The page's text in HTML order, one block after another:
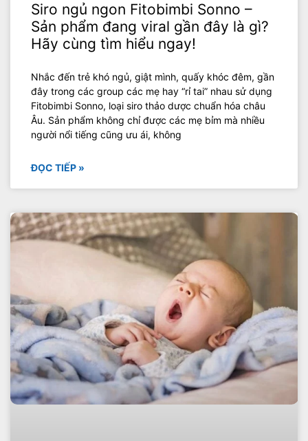
Siro ngủ ngon Fitobimbi Sonno –
Sản phẩm đang viral gần đây là gì?
Hãy cùng tìm hiểu ngay!
Nhắc đến trẻ khó ngủ, giật mình, quấy khóc đêm, gần
đây trong các group các mẹ hay “rỉ tai” nhau sử dụng
Fitobimbi Sonno, loại siro thảo dược chuẩn hóa châu
Âu. Sản phẩm không chỉ được các mẹ bỉm mà nhiều
người nổi tiếng cũng ưu ái, không
ĐỌC TIẾP »